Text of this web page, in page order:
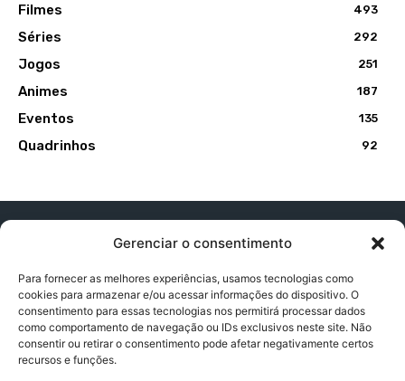
Gerenciar o consentimento
Para fornecer as melhores experiências, usamos tecnologias como
cookies para armazenar e/ou acessar informações do dispositivo. O
consentimento para essas tecnologias nos permitirá processar dados
como comportamento de navegação ou IDs exclusivos neste site. Não
consentir ou retirar o consentimento pode afetar negativamente certos
recursos e funções.
Filmes 493
Séries 292
Jogos 251
Animes 187
Eventos 135
Quadrinhos 92
Contato:contatopapogeek@gmail.com